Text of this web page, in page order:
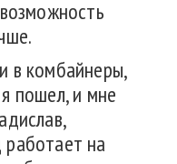
в комбайнеры,
пошел, и мне
на